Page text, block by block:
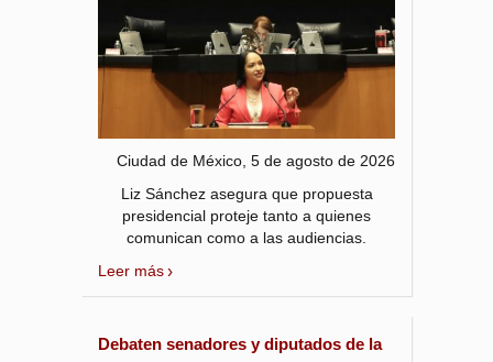
Ciudad de México, 5 de agosto de 2026
Liz Sánchez asegura que propuesta
presidencial proteje tanto a quienes
comunican como a las audiencias.
Leer más
Debaten senadores y diputados de la